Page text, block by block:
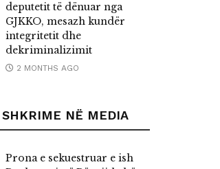
deputetit të dënuar nga
GJKKO, mesazh kundër
integritetit dhe
dekriminalizimit
2 MONTHS AGO
NË MEDIA
Prona e sekuestruar e ish